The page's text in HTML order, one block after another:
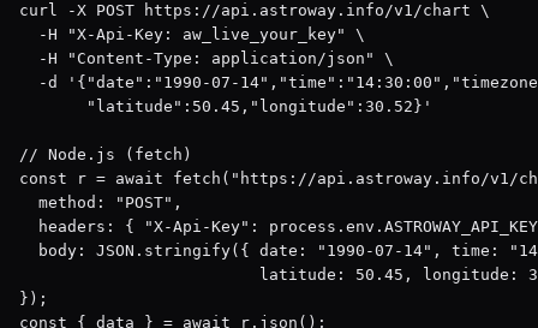
curl -X POST https://api.astroway.info/v1/chart \
  -H "X-Api-Key: aw_live_your_key" \
  -H "Content-Type: application/json" \
-d '{"date":"1990-07-
       "latitude":50.45,"longitude":30.52}'
// Node.js (fetch)
const r = await fetch("https://api.astroway.info/v1/
  method: "POST",
headers: { "X-Api-Key":
body: JSON.stringify({ date: "1990-07-14", time:
latitude: 50.45, longitude:
});
const { data } = await r.json();